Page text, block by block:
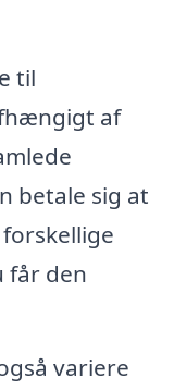
til
af
betale sig at
får den
variere